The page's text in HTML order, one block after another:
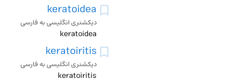
keratoidea
دیکشنری انگلیسی به فارسی
keratoidea
keratoiritis
دیکشنری انگلیسی به فارسی
keratoiritis